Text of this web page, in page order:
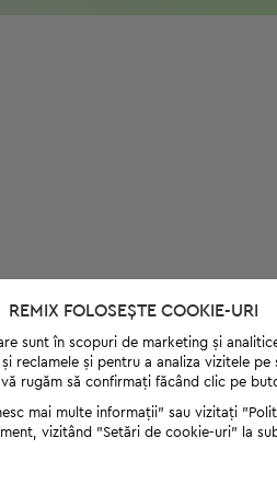
REMIX FOLOSEȘTE COOKIE-URI
sunt în scopuri de marketing și
reclamele și pentru a analiza vizitele
rugăm să confirmați făcând clic pe
mai multe informații" sau vizitați
vizitând "Setări de cookie-uri" la